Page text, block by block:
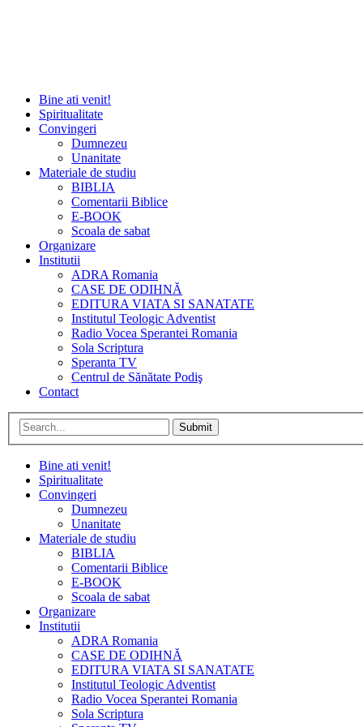
Bine ati venit!
Spiritualitate
Convingeri
Dumnezeu
Unanitate
Materiale de studiu
BIBLIA
Comentarii Biblice
E-BOOK
Scoala de sabat
Organizare
Institutii
ADRA Romania
CASE DE ODIHNĂ
EDITURA VIATA SI SANATATE
Institutul Teologic Adventist
Radio Vocea Sperantei Romania
Sola Scriptura
Speranta TV
Centrul de Sănătate Podiş
Contact
Submit
Bine ati venit!
Spiritualitate
Convingeri
Dumnezeu
Unanitate
Materiale de studiu
BIBLIA
Comentarii Biblice
E-BOOK
Scoala de sabat
Organizare
Institutii
ADRA Romania
CASE DE ODIHNĂ
EDITURA VIATA SI SANATATE
Institutul Teologic Adventist
Radio Vocea Sperantei Romania
Sola Scriptura